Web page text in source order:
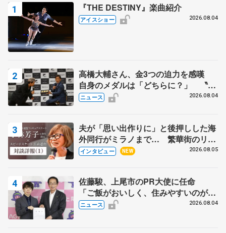
『THE DESTINY』楽曲紹介
アイスショー 2026.08.04
高橋大輔さん、金3つの迫力を感嘆
自身のメダルは「どちらに？」 〝リ
ス兄弟〟オリンピック3連覇の野村忠
ニュース 2026.08.04
夫が「思い出作りに」と後押しした海
外同行がミラノまで… 繁華街のリン
クでは不良のお兄さんも味方に 小林
インタビュー NEW 2026.08.05
佐藤駿、上尾市のPR大使に任命
「ご飯がおいしく、住みやすいのが魅
力」
ニュース 2026.08.04